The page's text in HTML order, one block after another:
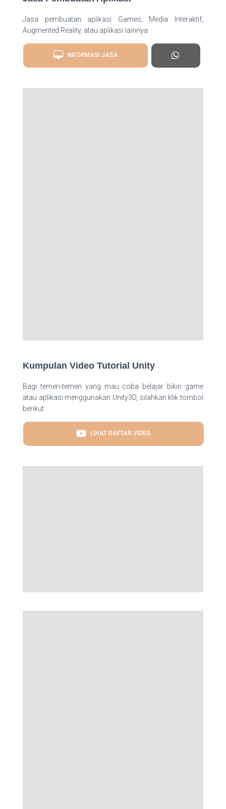
Jasa pembuatan aplikasi Games, Media Interaktif,
Augmented Reality, atau aplikasi lainnya
INFORMASI JASA
Kumpulan Video Tutorial Unity
Bagi temen-temen yang mau coba belajar bikin game
atau aplikasi menggunakan Unity3D, silahkan klik tombol
berikut
LIHAT DAFTAR VIDEO